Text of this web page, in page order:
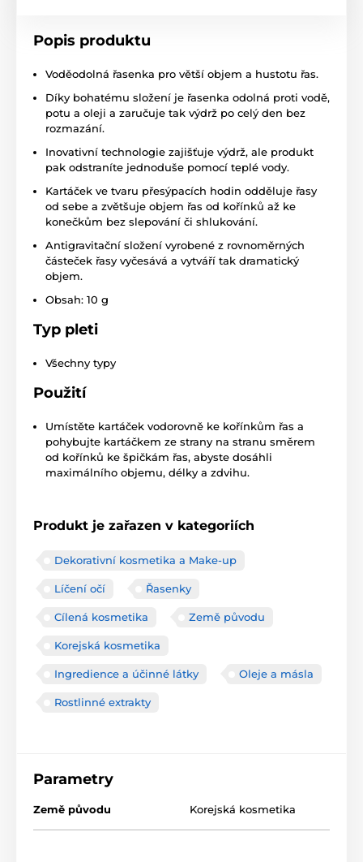
Popis produktu
Voděodolná řasenka pro větší objem a hustotu řas.
Díky bohatému složení je řasenka odolná proti vodě,
potu a oleji a zaručuje tak výdrž po celý den bez
rozmazání.
Inovativní technologie zajišťuje výdrž, ale produkt
pak odstraníte jednoduše pomocí teplé vody.
Kartáček ve tvaru přesýpacích hodin odděluje řasy
od sebe a zvětšuje objem řas od kořínků až ke
konečkům bez slepování či shlukování.
Antigravitační složení vyrobené z rovnoměrných
částeček řasy vyčesává a vytváří tak dramatický
objem.
Obsah: 10 g
Typ pleti
Všechny typy
Použití
Umístěte kartáček vodorovně ke kořínkům řas a
pohybujte kartáčkem ze strany na stranu směrem
od kořínků ke špičkám řas, abyste dosáhli
maximálního objemu, délky a zdvihu.
Produkt je zařazen v kategoriích
Dekorativní kosmetika a Make-up
Líčení očí Řasenky
Cílená kosmetika Země původu
Korejská kosmetika
Ingredience a účinné látky Oleje a másla
Rostlinné extrakty
Parametry
Země původu Korejská kosmetika